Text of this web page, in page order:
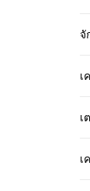
จั
เ
เ
เ